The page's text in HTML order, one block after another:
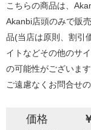
こちらの商品は、
Akanbi店頭のみで販
品(当店は原則、割引
イトなどその他のサ
の可能性がございま
ご遠慮なくお問合せ
価格